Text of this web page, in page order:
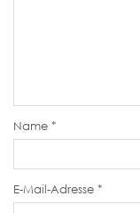
Name *
E-Mail-Adresse *